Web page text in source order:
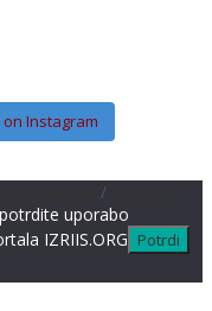
on Instagram
/
uporabo
IZRIIS.ORG Potrdi